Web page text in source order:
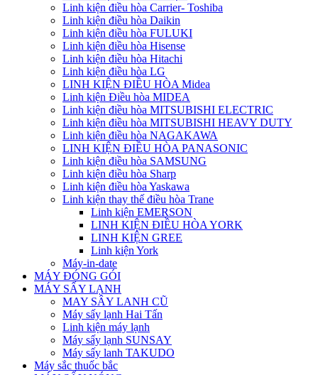
Linh kiện điều hòa Carrier- Toshiba
Linh kiện điều hòa Daikin
Linh kiện điều hòa FULUKI
Linh kiện điều hòa Hisense
Linh kiện điều hòa Hitachi
Linh kiện điều hòa LG
LINH KIỆN ĐIỀU HÒA Midea
Linh kiện Điều hòa MIDEA
Linh kiện điều hòa MITSUBISHI ELECTRIC
Linh kiện điều hòa MITSUBISHI HEAVY DUTY
Linh kiện điều hòa NAGAKAWA
LINH KIỆN ĐIỀU HÒA PANASONIC
Linh kiện điều hòa SAMSUNG
Linh kiện điều hòa Sharp
Linh kiện điều hòa Yaskawa
Linh kiện thay thế điều hòa Trane
Linh kiện EMERSON
LINH KIỆN ĐIỀU HÒA YORK
LINH KIỆN GREE
Linh kiện York
Máy-in-date
MÁY ĐÓNG GÓI
MÁY SẤY LẠNH
MAY SÂY LANH CŨ
Máy sấy lạnh Hai Tấn
Linh kiện máy lạnh
Máy sấy lạnh SUNSAY
Máy sấy lanh TAKUDO
Máy sắc thuốc bắc